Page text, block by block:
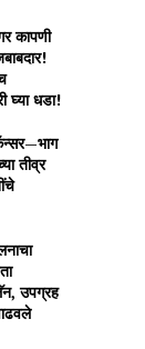
कापणी
घ्या धडा!
तीव्र
उपग्रह